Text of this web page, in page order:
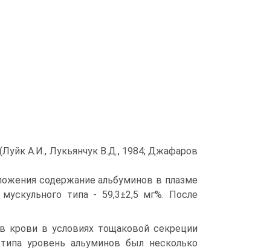
А.И., Лукьянчук В.Д., 1984; Джафаров
содержание альбуминов в плазме
типа - 59,3±2,5 мг%. После
крови в условиях тощаковой секреции
уровень альуминов был несколько